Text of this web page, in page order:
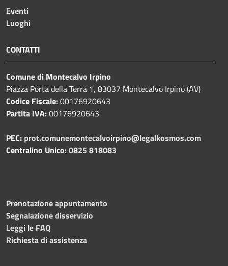
Eventi
Luoghi
CONTATTI
Comune di Montecalvo Irpino
Piazza Porta della Terra 1, 83037 Montecalvo Irpino (AV)
Codice Fiscale:00176920643
Partita IVA:00176920643
PEC: prot.comunemontecalvoirpino@legalkosmos.com
Centralino Unico:0825 818083
Prenotazione appuntamento
Segnalazione disservizio
Leggi le FAQ
Richiesta di assistenza